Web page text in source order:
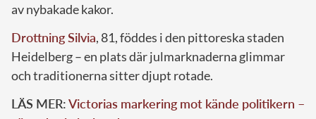
av nybakade kakor.
Drottning Silvia, 81, föddes i den pittoreska staden
Heidelberg – en plats där julmarknaderna glimmar
och traditionerna sitter djupt rotade.
LÄS MER:Victorias markering mot kände politikern –